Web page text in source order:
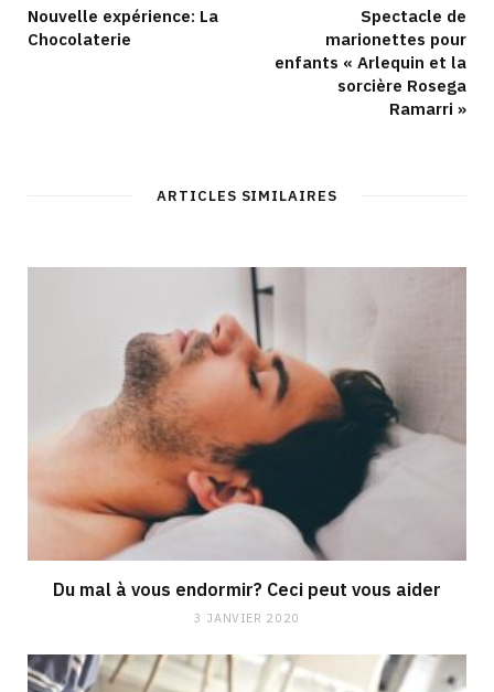
Nouvelle expérience: La
Chocolaterie
Spectacle de
marionettes pour
enfants « Arlequin et la
sorcière Rosega
Ramarri »
ARTICLES SIMILAIRES
Du mal à vous endormir? Ceci peut vous aider
3 JANVIER 2020